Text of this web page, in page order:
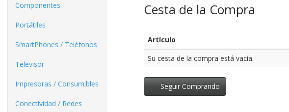
Componentes
Portátiles
SmartPhones / Teléfonos
Televisor
Impresoras / Consumibles
Conectividad / Redes
Cesta de la Compra
Artículo
Su cesta de la compra está vacía.
Seguir Comprando